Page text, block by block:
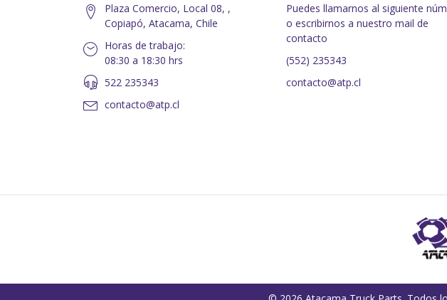
Plaza Comercio, Local 08, ,
Copiapó, Atacama, Chile
Horas de trabajo:
08:30 a 18:30 hrs
522 235343
contacto@atp.cl
Puedes llamarnos al siguiente
o escribirnos a nuestro mail de
contacto
(552) 235343
contacto@atp.cl